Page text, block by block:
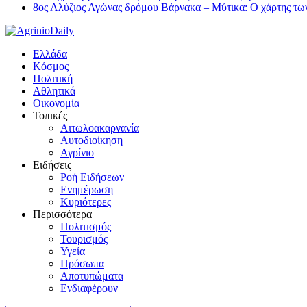
8ος Αλύζιος Αγώνας δρόμου Βάρνακα – Μύτικα: Ο χάρτης
Ελλάδα
Κόσμος
Πολιτική
Αθλητικά
Οικονομία
Τοπικές
Αιτωλοακαρνανία
Αυτοδιοίκηση
Αγρίνιο
Ειδήσεις
Ροή Ειδήσεων
Ενημέρωση
Κυριότερες
Περισσότερα
Πολιτισμός
Τουρισμός
Υγεία
Πρόσωπα
Αποτυπώματα
Ενδιαφέρουν